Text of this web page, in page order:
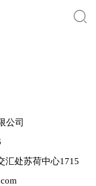
公司
汇处苏荷中心1715